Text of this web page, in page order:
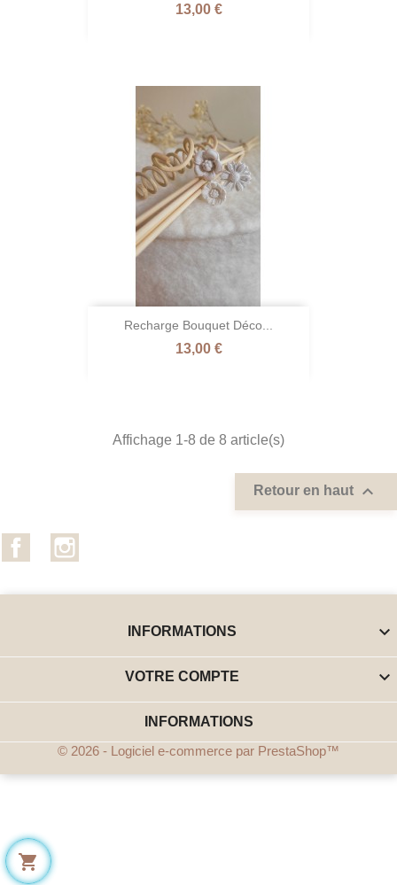
Prix
13,00 €
Recharge Bouquet Déco...
Prix
13,00 €
Affichage 1-8 de 8 article(s)
Retour en haut 
Facebook
INFORMATIONS 
VOTRE COMPTE 
INFORMATIONS
© 2026 - Logiciel e-commerce par PrestaShop™
